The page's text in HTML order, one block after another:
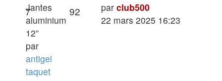
Jantes
aluminium
12”
par
antigel
taquet
7Réponses92
Dernier
message
par club500
22 mars 2025 16:23